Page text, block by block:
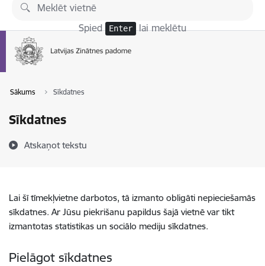
Pāriet uz lapas saturu
Spied Enter lai meklētu
Sākums Sīkdatnes
Sīkdatnes
Atskaņot tekstu
Lai šī tīmekļvietne darbotos, tā izmanto obligāti nepieciešamās
sīkdatnes. Ar Jūsu piekrišanu papildus šajā vietnē var tikt
izmantotas statistikas un sociālo mediju sīkdatnes.
Pielāgot sīkdatnes